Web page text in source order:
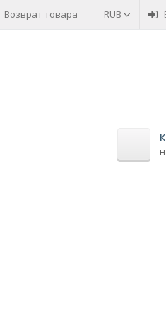
RUB
Возврат товара
Оплата товара